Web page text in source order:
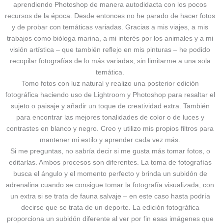
aprendiendo Photoshop de manera autodidacta con los pocos
recursos de la época. Desde entonces no he parado de hacer fotos
y de probar con temáticas variadas. Gracias a mis viajes, a mis
trabajos como bióloga marina, a mi interés por los animales y a mi
visión artística – que también reflejo en mis pinturas – he podido
recopilar fotografías de lo más variadas, sin limitarme a una sola
temática.
Tomo fotos con luz natural y realizo una posterior edición
fotográfica haciendo uso de Lightroom y Photoshop para resaltar el
sujeto o paisaje y añadir un toque de creatividad extra. También
para encontrar las mejores tonalidades de color o de luces y
contrastes en blanco y negro. Creo y utilizo mis propios filtros para
mantener mi estilo y aprender cada vez más.
Si me preguntas, no sabría decir si me gusta más tomar fotos, o
editarlas. Ambos procesos son diferentes. La toma de fotografías
busca el ángulo y el momento perfecto y brinda un subidón de
adrenalina cuando se consigue tomar la fotografía visualizada, con
un extra si se trata de fauna salvaje – en este caso hasta podría
decirse que se trata de un deporte. La edición fotográfica
proporciona un subidón diferente al ver por fin esas imágenes que